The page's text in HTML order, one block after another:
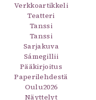
Verkkoartikkeli
Teatteri
Tanssi
Tanssi
Sarjakuva
Sámegillii
Pääkirjoitus
Paperilehdestä
Oulu2026
Näyttelyt